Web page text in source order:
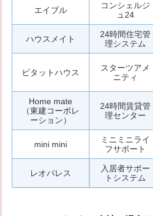
エイブル
コンシェルジ
ュ24
ハウスメイト
24時間住宅管
理システム
ピタットハウス
スターツアメ
ニティ
Home mate
（東建コーポレ
ーション）
24時間賃貸管
理センター
mini mini
ミニミニライ
フサポート
レオパレス
入居者サポー
トシステム